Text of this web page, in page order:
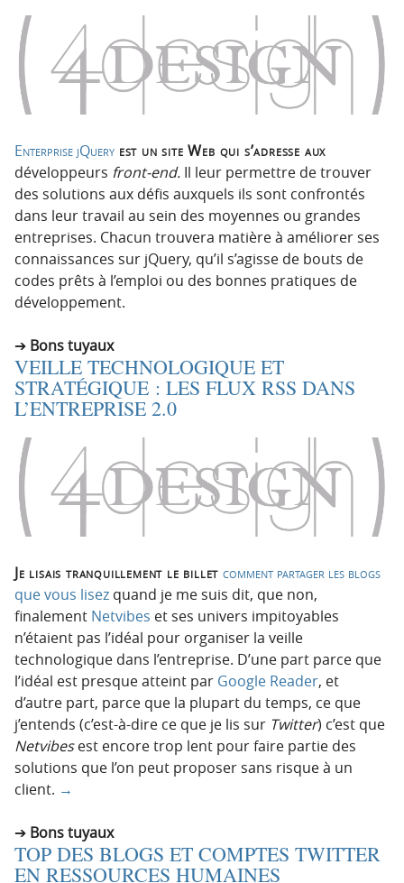
Enterprise jQuery est un site Web qui s’adresse aux
développeurs front-end. Il leur permettre de trouver
des solutions aux défis auxquels ils sont confrontés
dans leur travail au sein des moyennes ou grandes
entreprises. Chacun trouvera matière à améliorer ses
connaissances sur jQuery, qu’il s’agisse de bouts de
codes prêts à l’emploi ou des bonnes pratiques de
développement.
Bons tuyaux
VEILLE TECHNOLOGIQUE ET
STRATÉGIQUE : LES FLUX RSS DANS
L’ENTREPRISE 2.0
Je lisais tranquillement le billetcomment partager les blogs
que vous lisez quand je me suis dit, que non,
finalement Netvibes et ses univers impitoyables
n’étaient pas l’idéal pour organiser la veille
technologique dans l’entreprise. D’une part parce que
l’idéal est presque atteint par Google Reader, et
d’autre part, parce que la plupart du temps, ce que
j’entends (c’est-à-dire ce que je lis sur Twitter) c’est que
Netvibesest encore trop lent pour faire partie des
solutions que l’on peut proposer sans risque à un
client. →
Bons tuyaux
TOP DES BLOGS ET COMPTES TWITTER
EN RESSOURCES HUMAINES